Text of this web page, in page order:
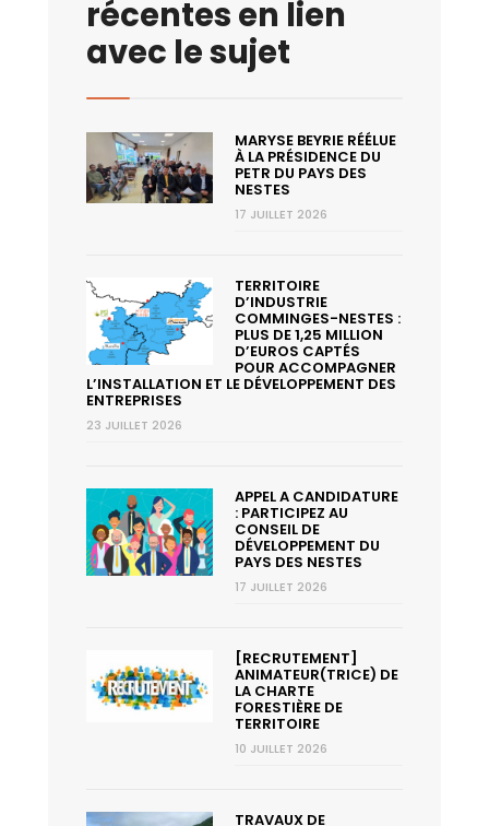
récentes en lien
avec le sujet
MARYSE BEYRIE RÉÉLUE
À LA PRÉSIDENCE DU
PETR DU PAYS DES
NESTES
17 JUILLET 2026
TERRITOIRE
D’INDUSTRIE
COMMINGES-NESTES :
PLUS DE 1,25 MILLION
D’EUROS CAPTÉS
POUR ACCOMPAGNER
L’INSTALLATION ET LE DÉVELOPPEMENT DES
ENTREPRISES
23 JUILLET 2026
APPEL A CANDIDATURE
: PARTICIPEZ AU
CONSEIL DE
DÉVELOPPEMENT DU
PAYS DES NESTES
17 JUILLET 2026
[RECRUTEMENT]
ANIMATEUR(TRICE) DE
LA CHARTE
FORESTIÈRE DE
TERRITOIRE
10 JUILLET 2026
TRAVAUX DE